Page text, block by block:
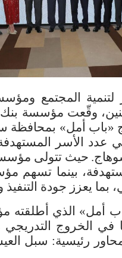
المجتمع
وقّعت مؤسسة
حيث تتولى مؤسسة
بينما
يعزز جودة التنفيذ
في الخروج
رئيسية: سبل